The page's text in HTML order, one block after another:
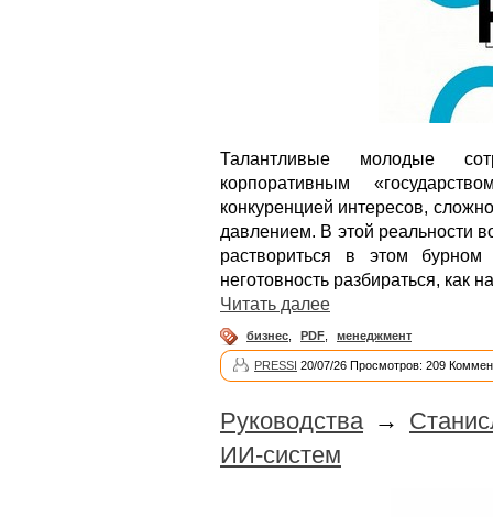
Талантливые молодые
корпоративным
конкуренцией интересов,
давлением. В этой реальности
раствориться в этом
неготовность разбираться, как
Читать далее
бизнес PDF менеджмент
PRESSI 20/07/26 Просмотров: 209
Руководства→
ИИ-систем